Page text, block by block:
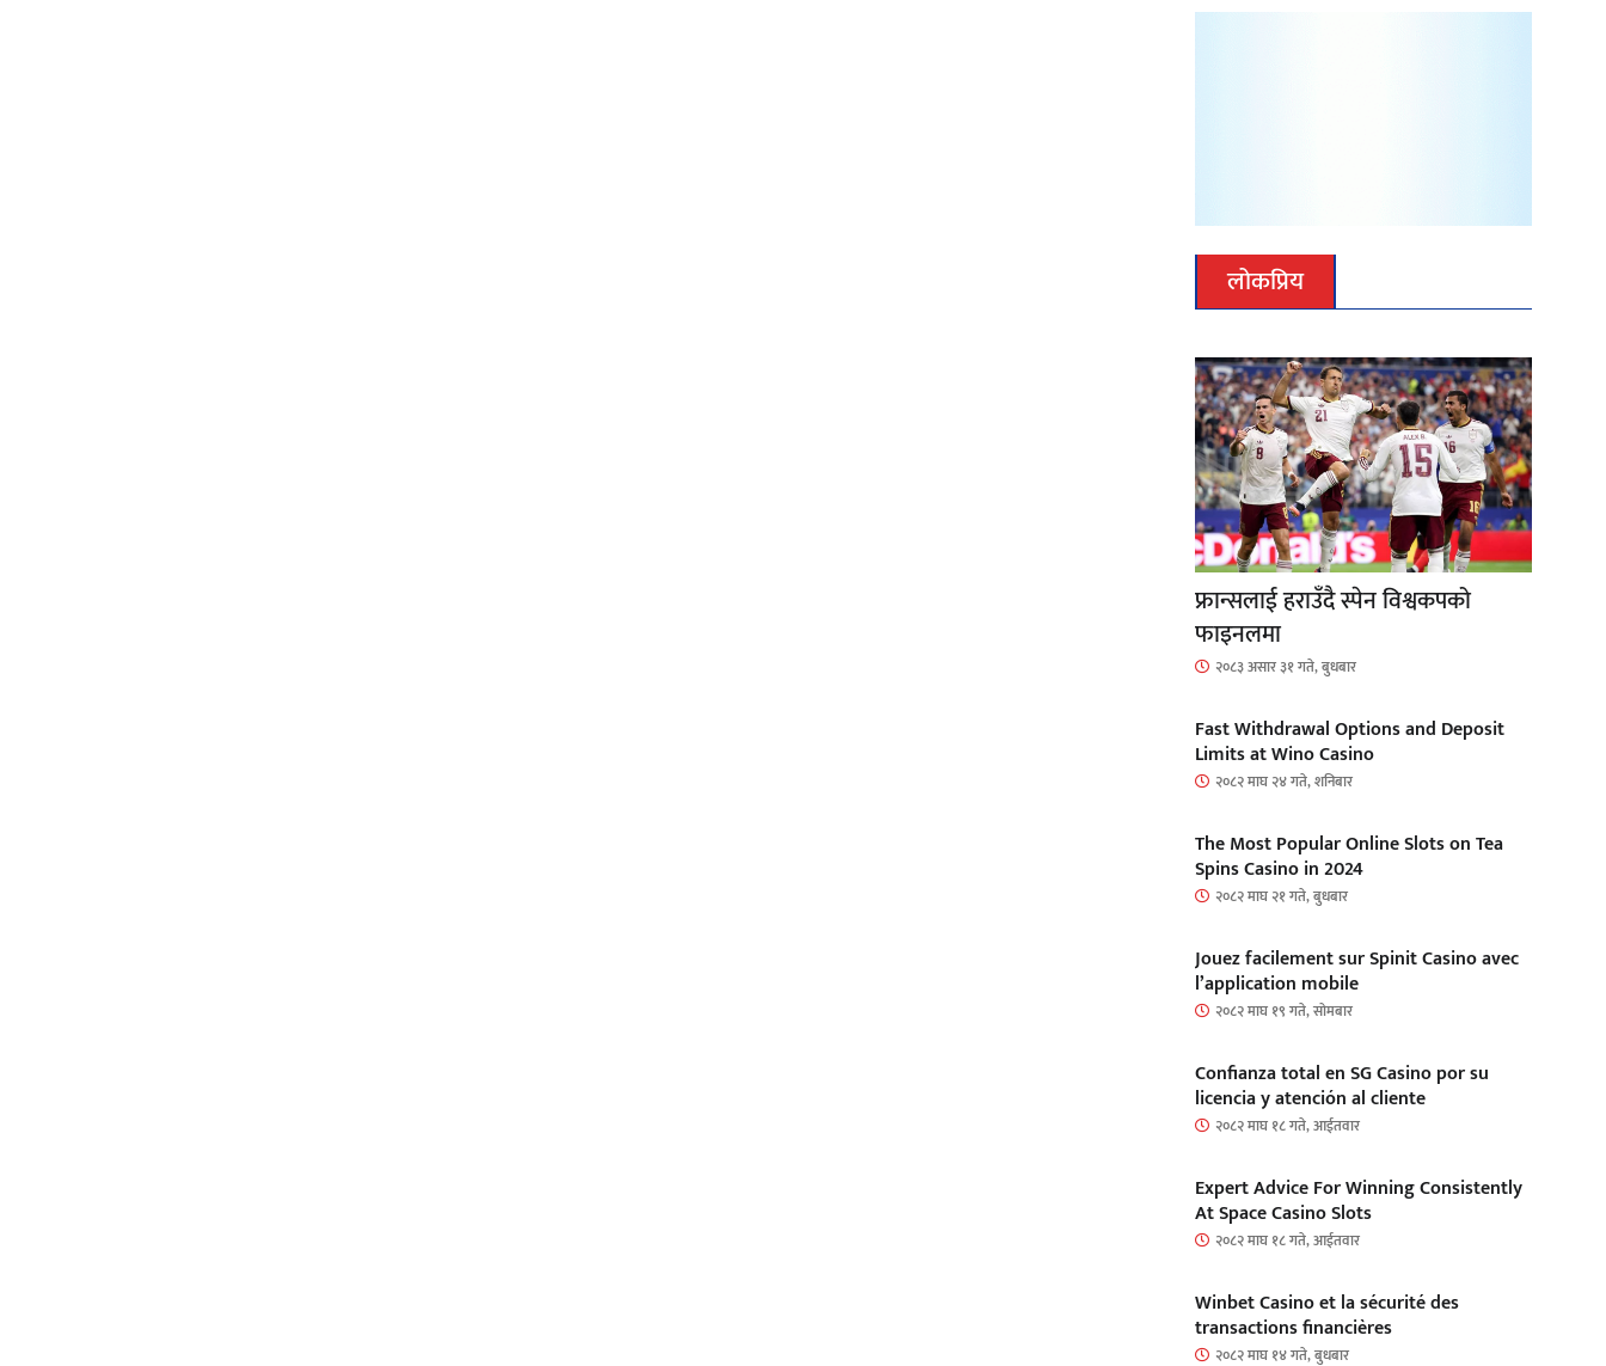
लोकप्रिय
फ्रान्सलाई हराउँदै स्पेन विश्वकपको
फाइनलमा
२०८३ असार ३१ गते, बुधबार
Fast Withdrawal Options and Deposit
Limits at Wino Casino
२०८२ माघ २४ गते, शनिबार
The Most Popular Online Slots on Tea
Spins Casino in 2024
२०८२ माघ २१ गते, बुधबार
Jouez facilement sur Spinit Casino avec
l’application mobile
२०८२ माघ १९ गते, सोमबार
Confianza total en SG Casino por su
licencia y atención al cliente
२०८२ माघ १८ गते, आईतवार
Expert Advice For Winning Consistently
At Space Casino Slots
२०८२ माघ १८ गते, आईतवार
Winbet Casino et la sécurité des
transactions financières
२०८२ माघ १४ गते, बुधबार